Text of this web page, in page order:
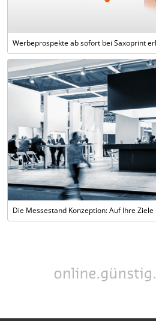
Werbeprospekte ab sofort bei Saxoprint
Die Messestand Konzeption: Auf Ihre